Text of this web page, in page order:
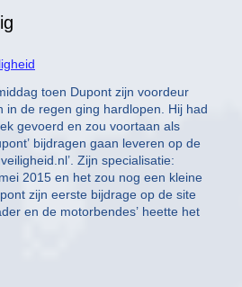
toen Dupont zijn voordeur
in de regen ging hardlopen. Hij had
gevoerd en zou voortaan als
bijdragen gaan leveren op de
Zijn specialisatie:
2015 en het zou nog een kleine
zijn eerste bijdrage op de site
en de motorbendes’ heette het